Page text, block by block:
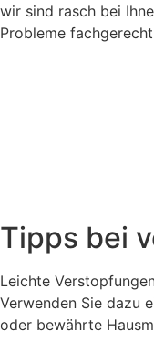
wir sind rasch bei
Probleme
Tipps bei
Leichte
Verwenden Sie dazu
oder bewährte